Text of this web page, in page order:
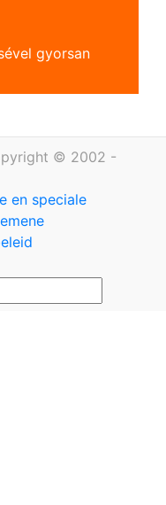
gyorsan
© 2002 -
en speciale